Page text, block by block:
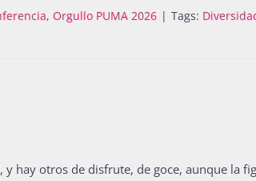
, Orgullo PUMA 2026 | Tags:
y hay otros de disfrute, de goce, aunque